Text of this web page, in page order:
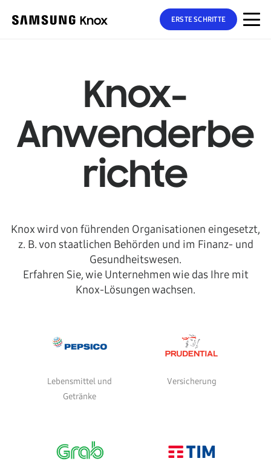
ERSTE SCHRITTE
Knox-
Anwenderbe
richte
Knox wird von führenden Organisationen eingesetzt,
z. B. von staatlichen Behörden und im Finanz- und
Gesundheitswesen.
Erfahren Sie, wie Unternehmen wie das Ihre mit
Knox-Lösungen wachsen.
Lebensmittel und
Getränke
Versicherung